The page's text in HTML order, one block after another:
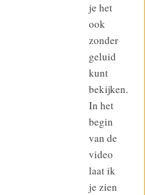
je het
ook
zonder
geluid
kunt
bekijken.
In het
begin
van de
video
laat ik
je zien